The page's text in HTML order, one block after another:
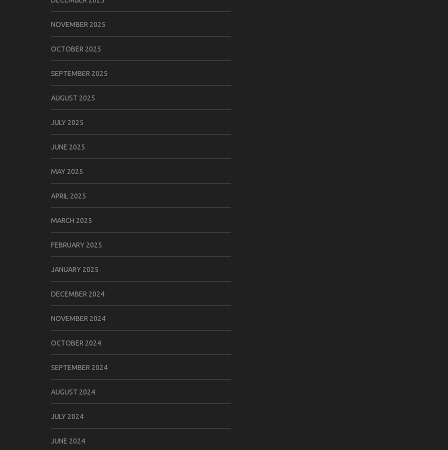
NOVEMBER 2025
OCTOBER 2025
SEPTEMBER 2025
AUGUST 2025
JULY 2025
JUNE 2025
MAY 2025
APRIL 2025
MARCH 2025
FEBRUARY 2025
JANUARY 2025
DECEMBER 2024
NOVEMBER 2024
OCTOBER 2024
SEPTEMBER 2024
AUGUST 2024
JULY 2024
JUNE 2024